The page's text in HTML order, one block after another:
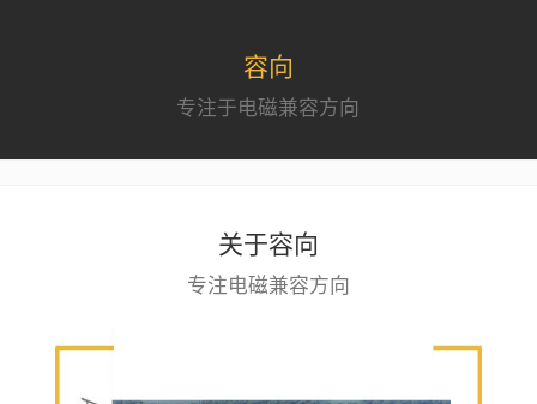
容向
专注于电磁兼容方向
关于容向
专注电磁兼容方向